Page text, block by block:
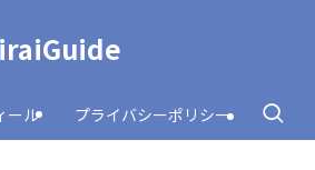
ール プライバシーポリシー